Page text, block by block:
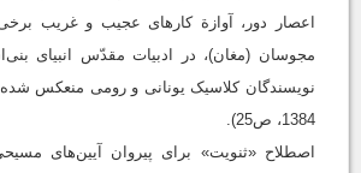
اعصار دور، آوازة کارهای عجیب و غریب
مجوسان (مغان)، در ادبیات مقدّس انبیای
نویسندگان کلاسیک یونانی و رومی منعکس شده
1384، ص25).
اصطلاح «ثنویت» برای پیروان آیین‌های